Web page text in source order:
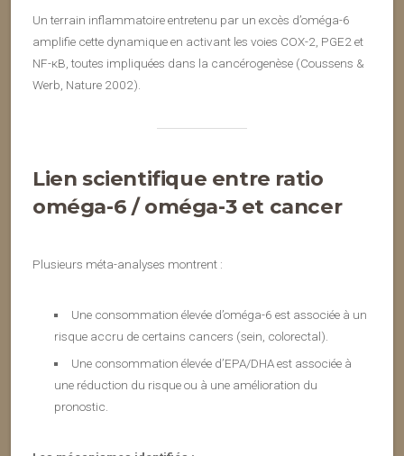
Un terrain inflammatoire entretenu par un excès d’oméga-6
amplifie cette dynamique en activant les voies COX-2, PGE2 et
NF-κB, toutes impliquées dans la cancérogenèse (Coussens &
Werb, Nature 2002).
Lien scientifique entre ratio
oméga-6 / oméga-3 et cancer
Plusieurs méta-analyses montrent :
Une consommation élevée d’oméga-6 est associée à un
risque accru de certains cancers (sein, colorectal).
Une consommation élevée d’EPA/DHA est associée à
une réduction du risque ou à une amélioration du
pronostic.